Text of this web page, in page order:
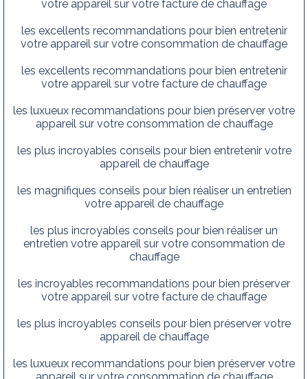
votre appareil sur votre facture de chauffage
les excellents recommandations pour bien entretenir
votre appareil sur votre consommation de chauffage
les excellents recommandations pour bien entretenir
votre appareil sur votre facture de chauffage
les luxueux recommandations pour bien préserver votre
appareil sur votre consommation de chauffage
les plus incroyables conseils pour bien entretenir votre
appareil de chauffage
les magnifiques conseils pour bien réaliser un entretien
votre appareil de chauffage
les plus incroyables conseils pour bien réaliser un
entretien votre appareil sur votre consommation de
chauffage
les incroyables recommandations pour bien préserver
votre appareil sur votre facture de chauffage
les plus incroyables conseils pour bien préserver votre
appareil de chauffage
les luxueux recommandations pour bien préserver votre